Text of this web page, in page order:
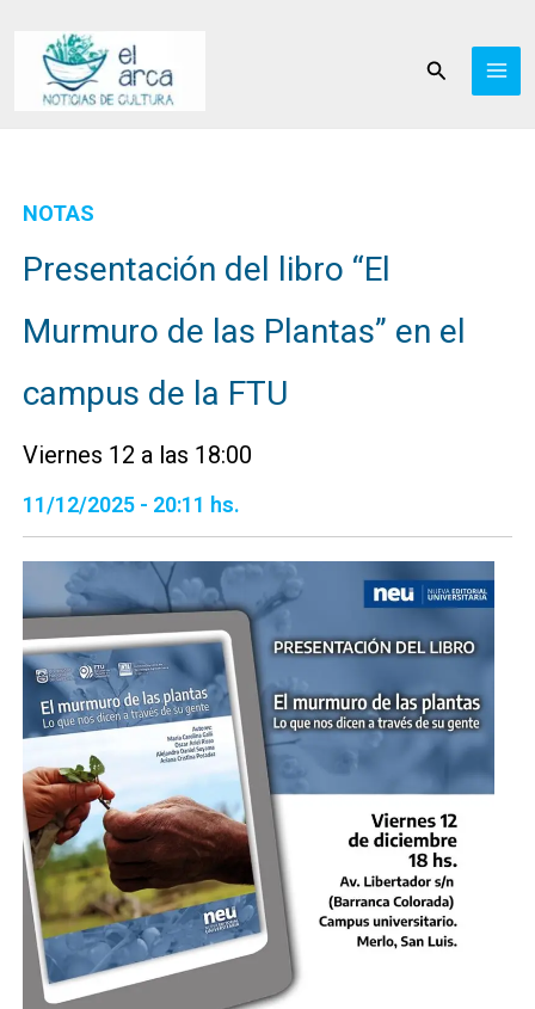
contenido
Buscar
NOTAS
Presentación del libro “El
Murmuro de las Plantas” en el
campus de la FTU
Viernes 12 a las 18:00
11/12/2025 - 20:11 hs.